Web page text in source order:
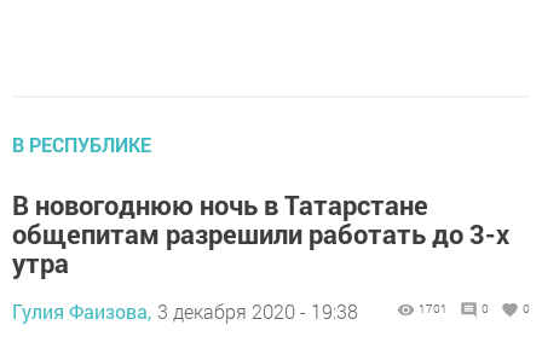
В РЕСПУБЛИКЕ
В новогоднюю ночь в Татарстане
общепитам разрешили работать до 3-х
утра
Гулия Фаизова, 3 декабря 2020 - 19:38 1701 0 0